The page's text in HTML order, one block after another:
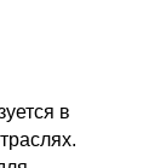
в